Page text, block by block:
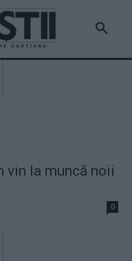
vin la muncă noii
0